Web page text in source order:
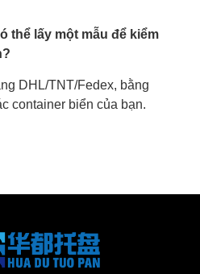
thể lấy một mẫu để kiểm
DHL/TNT/Fedex, bằng
container biển của bạn.